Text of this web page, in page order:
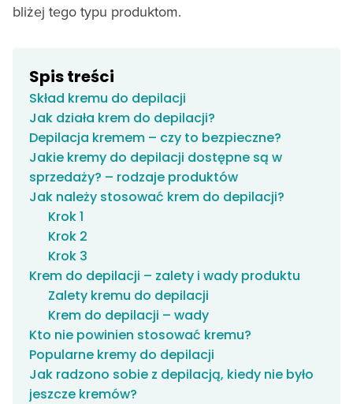
bliżej tego typu produktom.
Spis treści
Skład kremu do depilacji
Jak działa krem do depilacji?
Depilacja kremem – czy to bezpieczne?
Jakie kremy do depilacji dostępne są w
sprzedaży? – rodzaje produktów
Jak należy stosować krem do depilacji?
Krok 1
Krok 2
Krok 3
Krem do depilacji – zalety i wady produktu
Zalety kremu do depilacji
Krem do depilacji – wady
Kto nie powinien stosować kremu?
Popularne kremy do depilacji
Jak radzono sobie z depilacją, kiedy nie było
jeszcze kremów?